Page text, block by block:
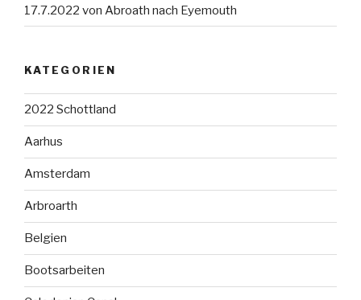
17.7.2022 von Abroath nach Eyemouth
KATEGORIEN
2022 Schottland
Aarhus
Amsterdam
Arbroarth
Belgien
Bootsarbeiten